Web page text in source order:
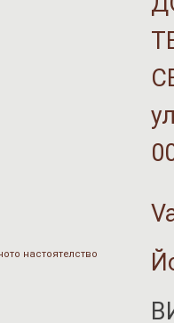
настоятелство